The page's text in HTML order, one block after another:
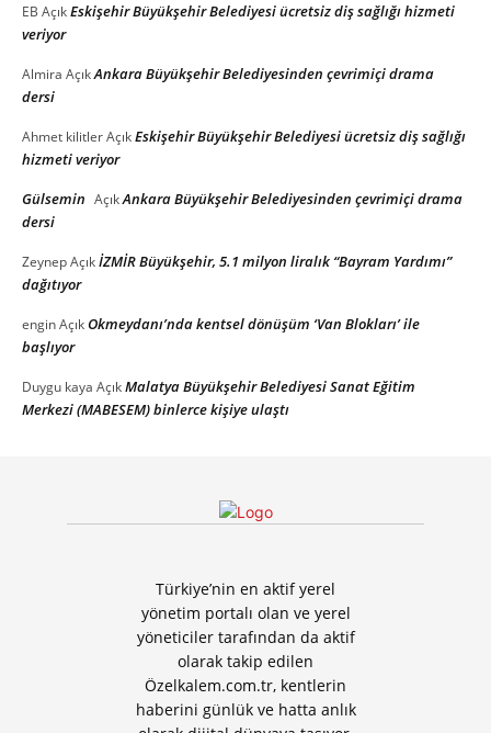
EB AçıkEskişehir Büyükşehir Belediyesi ücretsiz diş sağlığı hizmeti
veriyor
Almira AçıkAnkara Büyükşehir Belediyesinden çevrimiçi drama
dersi
Ahmet kilitlerAçıkEskişehir Büyükşehir Belediyesi ücretsiz diş sağlığı
hizmeti veriyor
Gülsemin AçıkAnkara Büyükşehir Belediyesinden çevrimiçi drama
dersi
ZeynepAçıkİZMİR Büyükşehir, 5.1 milyon liralık “Bayram Yardımı”
dağıtıyor
enginAçıkOkmeydanı’nda kentsel dönüşüm ‘Van Blokları’ ile
başlıyor
Duygu kaya AçıkMalatya Büyükşehir Belediyesi Sanat Eğitim
Merkezi (MABESEM) binlerce kişiye ulaştı
Türkiye’nin en aktif yerel
yönetim portalı olan ve yerel
yöneticiler tarafından da aktif
olarak takip edilen
Özelkalem.com.tr, kentlerin
haberini günlük ve hatta anlık